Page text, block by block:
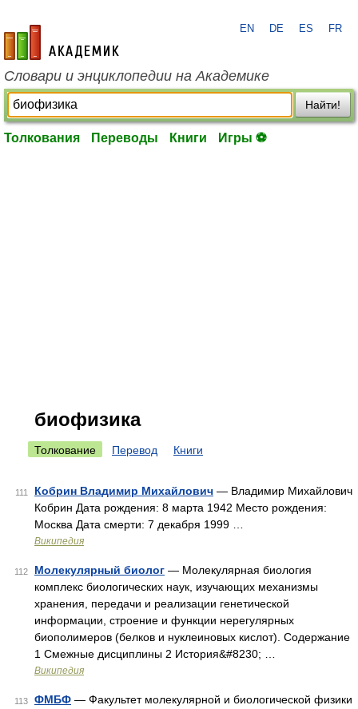
academic.ru
EN DE ES FR
Словари и энциклопедии на Академике
Найти!
Толкования Переводы Книги Игры ⚽
биофизика
Толкование Перевод Книги
111 Кобрин Владимир Михайлович — Владимир Михайлович
Кобрин Дата рождения: 8 марта 1942 Место рождения:
Москва Дата смерти: 7 декабря 1999 …
Википедия
112 Молекулярный биолог — Молекулярная биология
комплекс биологических наук, изучающих механизмы
хранения, передачи и реализации генетической
информации, строение и функции нерегулярных
биополимеров (белков и нуклеиновых кислот). Содержание
1 Смежные дисциплины 2 История&#8230; …
Википедия
113 ФМБФ — Факультет молекулярной и биологической физики